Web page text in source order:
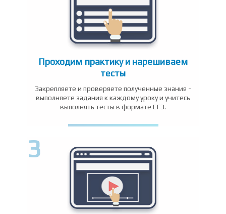
Проходим практику и нарешиваем
тесты
Закрепляете и проверяете полученные знания -
выполняете задания к каждому уроку и учитесь
выполнять тесты в формате ЕГЭ.
3